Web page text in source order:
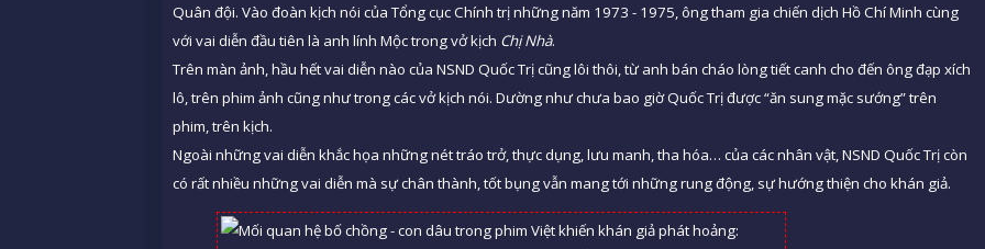
Quân đội. Vào đoàn kịch nói của Tổng cục Chính trị những năm 1973 - 1975, ông tham gia chiến dịch Hồ Chí Minh cùng
với vai diễn đầu tiên là anh lính Mộc trong vở kịch Chị Nhà.
Trên màn ảnh, hầu hết vai diễn nào của NSND Quốc Trị cũng lôi thôi, từ anh bán cháo lòng tiết canh cho đến ông đạp xích
lô, trên phim ảnh cũng như trong các vở kịch nói. Dường như chưa bao giờ Quốc Trị được “ăn sung mặc sướng” trên
phim, trên kịch.
Ngoài những vai diễn khắc họa những nét tráo trở, thực dụng, lưu manh, tha hóa… của các nhân vật, NSND Quốc Trị còn
có rất nhiều những vai diễn mà sự chân thành, tốt bụng vẫn mang tới những rung động, sự hướng thiện cho khán giả.